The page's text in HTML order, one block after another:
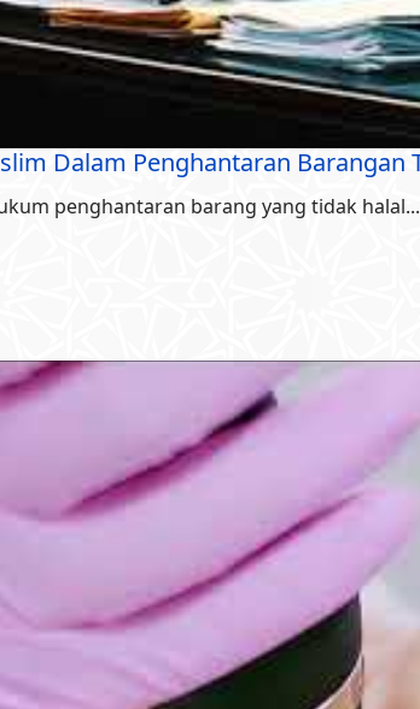
Dalam Penghantaran Barangan
penghantaran barang yang tidak halal...